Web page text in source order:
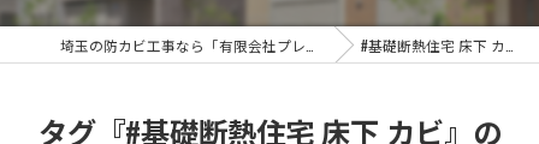
#基礎断熱住宅 床下 カビ
タグ『#基礎断熱住宅 床下 カビ』の